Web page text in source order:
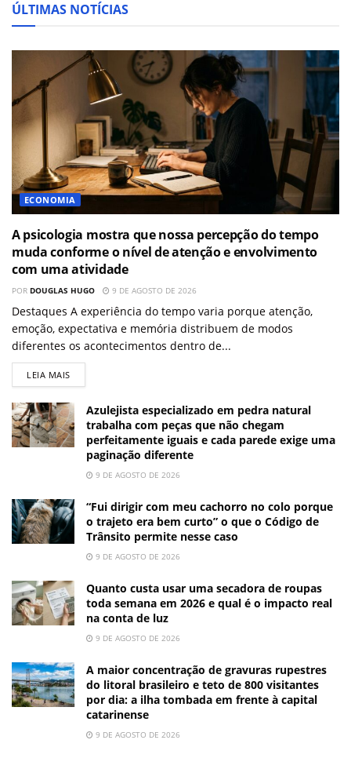
ÚLTIMAS NOTÍCIAS
ECONOMIA
A psicologia mostra que nossa percepção do tempo
muda conforme o nível de atenção e envolvimento
com uma atividade
POR DOUGLAS HUGO 9 DE AGOSTO DE 2026
Destaques A experiência do tempo varia porque atenção,
emoção, expectativa e memória distribuem de modos
diferentes os acontecimentos dentro de...
LEIA MAIS
Azulejista especializado em pedra natural
trabalha com peças que não chegam
perfeitamente iguais e cada parede exige uma
paginação diferente
9 DE AGOSTO DE 2026
“Fui dirigir com meu cachorro no colo porque
o trajeto era bem curto” o que o Código de
Trânsito permite nesse caso
9 DE AGOSTO DE 2026
Quanto custa usar uma secadora de roupas
toda semana em 2026 e qual é o impacto real
na conta de luz
9 DE AGOSTO DE 2026
A maior concentração de gravuras rupestres
do litoral brasileiro e teto de 800 visitantes
por dia: a ilha tombada em frente à capital
catarinense
9 DE AGOSTO DE 2026